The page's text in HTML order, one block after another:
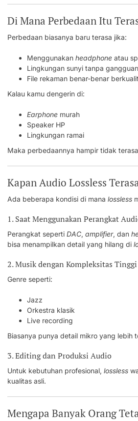
Di Mana Perbedaan Itu
Perbedaan biasanya baru terasa jika:
Menggunakan headphone atau
Lingkungan sunyi tanpa gangguan
File rekaman benar-benar
Kalau kamu dengerin di:
Earphone murah
Speaker HP
Lingkungan ramai
Maka perbedaannya hampir tidak
Kapan Audio Lossless
Ada beberapa kondisi di mana lossless
1. Saat Menggunakan Perangkat
Perangkat seperti DAC, amplifier, dan
bisa menampilkan detail yang hilang di
2. Musik dengan Kompleksitas Tinggi
Genre seperti:
Jazz
Orkestra klasik
Live recording
Biasanya punya detail mikro yang lebih
3. Editing dan Produksi Audio
Untuk kebutuhan profesional, lossless
kualitas asli.
Mengapa Banyak Orang